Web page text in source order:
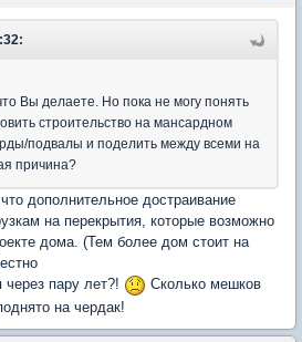
Вы делаете. Но пока не могу понять
строительство на мансардном
подвалы и поделить между всеми на
причина?
дополнительное достраивание
на перекрытия, которые возможно
дома. (Тем более дом стоит на
через пару лет?!
Сколько мешков
на чердак!